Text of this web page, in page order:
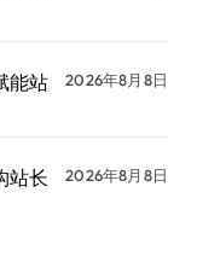
能站
2026年8月8日
站长
2026年8月8日